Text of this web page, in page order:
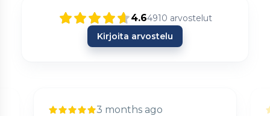
4.64910 arvostelut
Kirjoita arvostelu
3 months ago